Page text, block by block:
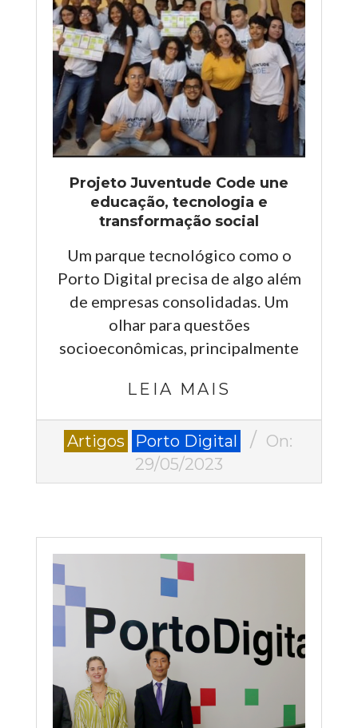
Projeto Juventude Code une
educação, tecnologia e
transformação social
Um parque tecnológico como o
Porto Digital precisa de algo além
de empresas consolidadas. Um
olhar para questões
socioeconômicas, principalmente
LEIA MAIS
2023-
Artigos Porto Digital
On:
29/05/2023